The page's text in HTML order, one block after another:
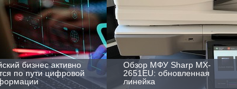
бизнес активно
по пути цифровой
Обзор МФУ Sharp MX-
2651EU: обновленная
линейка